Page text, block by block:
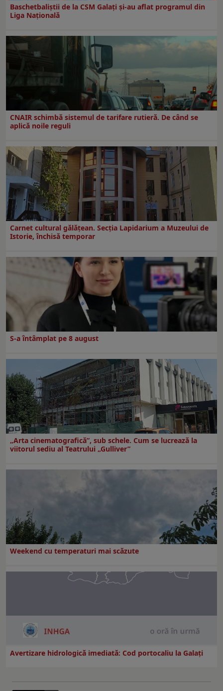
Baschetbaliștii de la CSM Galați și-au aflat programul din
Liga Națională
CNAIR schimbă sistemul de tarifare rutieră. De când se
aplică noile reguli
Carnet cultural gălăţean. Secţia Lapidarium a Muzeului de
Istorie, închisă temporar
S-a întâmplat pe 8 august
„Arta cinematografică”, sub schele. Cum se lucrează la
viitorul sediu al Teatrului „Gulliver”
Weekend cu temperaturi mai scăzute
Avertizare hidrologică imediată: Cod portocaliu la Galaţi